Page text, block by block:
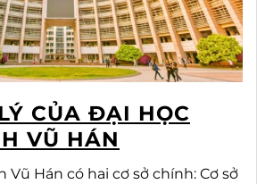
CỦA ĐẠI HỌC
VŨ HÁN
Vũ Hán có hai cơ sở chính: Cơ sở